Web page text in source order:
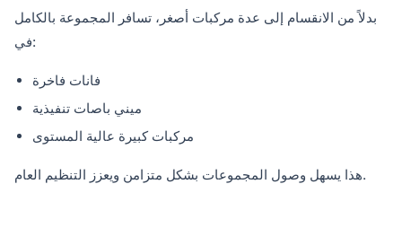
بدلاً من الانقسام إلى عدة مركبات أصغر، تسافر المجموعة بالكامل
في:
فانات فاخرة
ميني باصات تنفيذية
مركبات كبيرة عالية المستوى
هذا يسهل وصول المجموعات بشكل متزامن ويعزز التنظيم العام.